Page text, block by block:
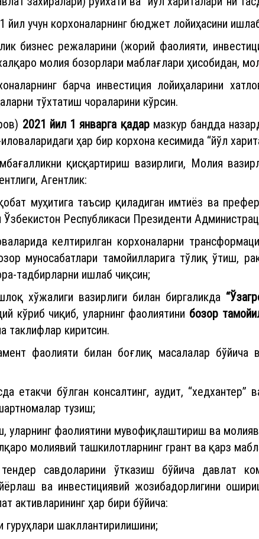
йил учун корхоналарнинг бюджет лойиҳасини
бизнес режаларини (жорий фаолияти,
молия бозорлари маблағлари ҳисобидан,
барча инвестиция лойиҳаларини
тўхтатиш чораларини кўрсин.
2021 йил 1 январга қадармазкур бандда
ҳар бир корхона кесимида “йўл
қисқартириш вазирлиги, Молия
Агентлик:
муҳитига таъсир қиладиган имтиёз ва
Республикаси Президенти
келтирилган корхоналарни
муносабатлари тамойилларига тўлиқ ўтиш,
тадбирларни ишлаб чиқсин;
хўжалиги вазирлиги билан биргаликда
кўриб чиқиб, уларнинг фаолиятини бозор
таклифлар киритсин.
фаолияти билан боғлиқ масалалар бўйича
етакчи бўлган консалтинг, аудит,
тузиш;
уларнинг фаолиятини мувофиқлаштириш ва
молиявий ташкилотларнинг грант ва қарз
савдоларини ўтказиш бўйича давлат
ва инвестициявий жозибадорлигини
активларининг ҳар бири бўйича:
гуруҳлари шакллантирилишини;